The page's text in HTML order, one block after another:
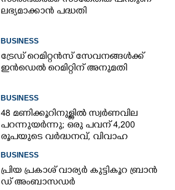
ലഭ്യമാക്കാൻ പദ്ധതി
BUSINESS
ട്രേഡ് റെമിറ്റൻസ് സേവനങ്ങൾക്ക്
ഇൻഡെൽ റെമിറ്റിന് അനുമതി
BUSINESS
48 മണിക്കൂറിനുള്ളിൽ സ്വർണവില
പറന്നുയർന്നു; ഒരു പവന് 4,200
രൂപയുടെ വർദ്ധനവ്, വിവാഹ
BUSINESS
പ്രി​യ​ ​പ്ര​കാ​ശ് ​വാ​ര്യർ കു​ട്ടി​കൂ​റ​ ​ ബ്രാ​ൻ​
ഡ് ​അം​ബാ​സ​ഡ​ർ